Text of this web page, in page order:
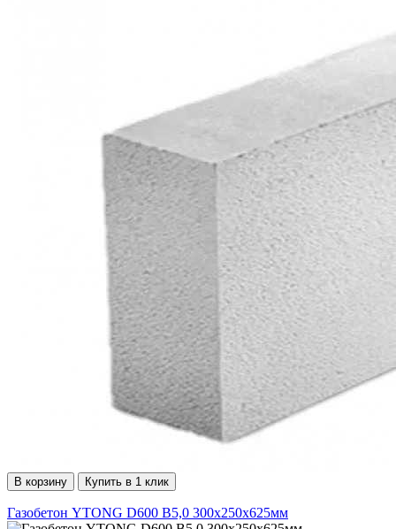
В корзину Купить в 1 клик
Газобетон YTONG D600 В5,0 300х250х625мм